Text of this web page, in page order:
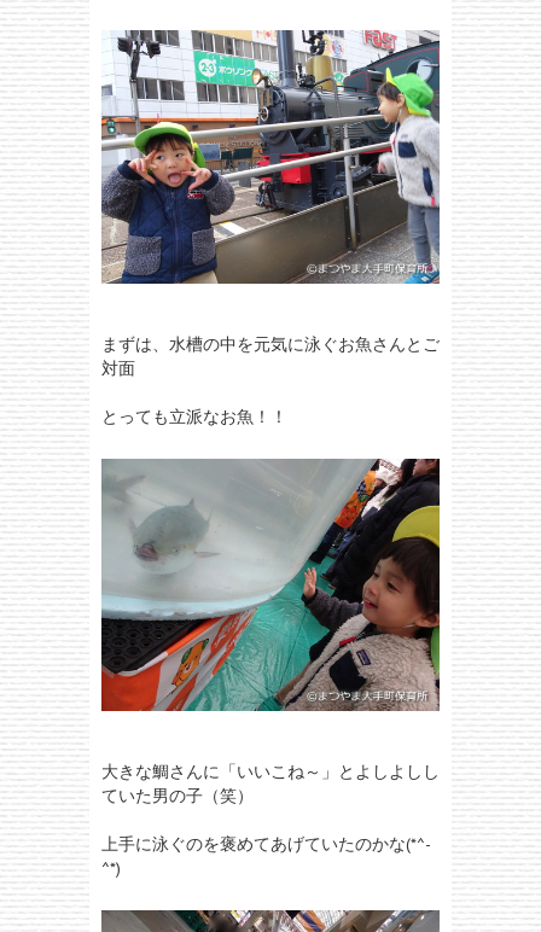
まずは、水槽の中を元気に泳ぐお魚さんとご
対面
とっても立派なお魚！！
大きな鯛さんに「いいこね～」とよしよしし
ていた男の子（笑）
上手に泳ぐのを褒めてあげていたのかな(*^-
^*)